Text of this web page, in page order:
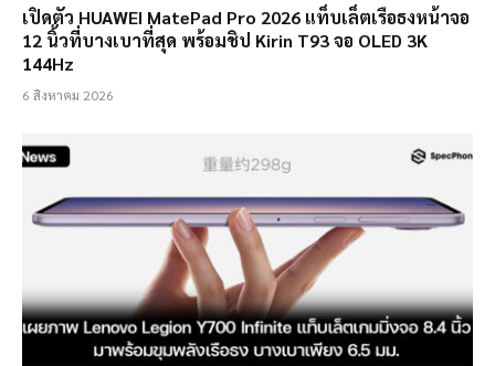
เปิดตัว HUAWEI MatePad Pro 2026 แท็บเล็ตเรือธงหน้าจอ
12 นิ้วที่บางเบาที่สุด พร้อมชิป Kirin T93 จอ OLED 3K
144Hz
6 สิงหาคม 2026